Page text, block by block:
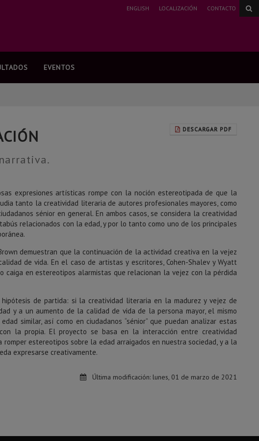
ENGLISH LOCALIZACIÓN CONTACTO
EVENTOS
DESCARGAR PDF
expresiones artísticas rompe con la noción estereotipada de que la
tanto la creatividad literaria de autores profesionales mayores, como
sénior en general. En ambos casos, se considera la creatividad
relacionados con la edad, y por lo tanto como uno de los principales
demuestran que la continuación de la actividad creativa en la vejez
de vida. En el caso de artistas y escritores, Cohen-Shalev y Wyatt
en estereotipos alarmistas que relacionan la vejez con la pérdida
de partida: si la creatividad literaria en la madurez y vejez de
y a un aumento de la calidad de vida de la persona mayor, el mismo
similar, así como en ciudadanos “sénior” que puedan analizar estas
la propia. El proyecto se basa en la interacción entre creatividad
estereotipos sobre la edad arraigados en nuestra sociedad, y a la
expresarse creativamente.
Última modificación: lunes, 01 de marzo de 2021